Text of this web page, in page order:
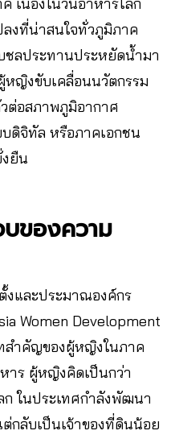
งที่น่าสนใจทั่วภูมิภาค
ชลประทานประหยัดน้ำมา
ญิงขับเคลื่อนนวัตกรรม
ต่อสภาพภูมิอากาศ
ดิจิทัล หรือภาคเอกชน
ยืน
ของความ
งและประมาณองค์กร
Women Development
สำคัญของผู้หญิงในภาค
าร ผู้หญิงคิดเป็นกว่า
ก ในประเทศกำลังพัฒนา
กลับเป็นเจ้าของที่ดินน้อย